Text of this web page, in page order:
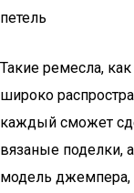
петель
Такие ремесла,
широко
каждый сможет
вязаные
модель джемпера,